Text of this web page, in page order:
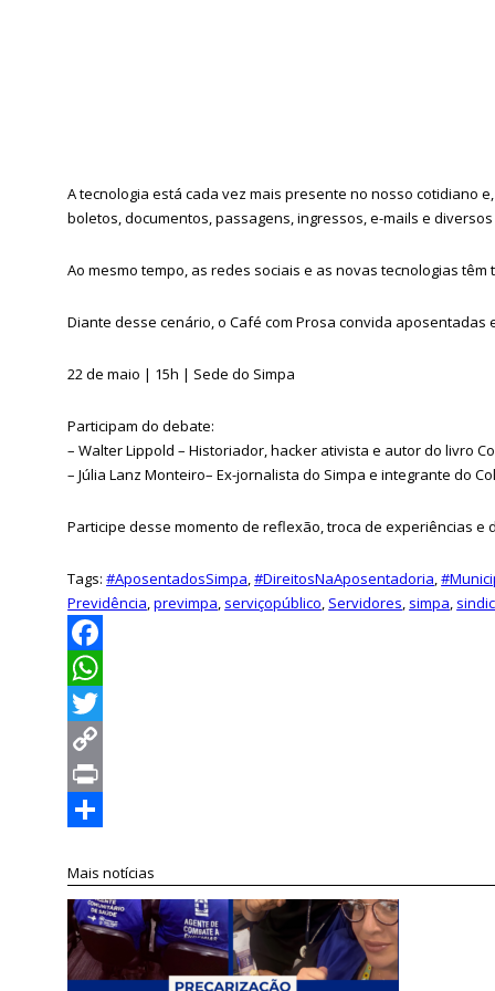
A tecnologia está cada vez mais presente no nosso cotidiano
boletos, documentos, passagens, ingressos, e-mails e
Ao mesmo tempo, as redes sociais e as novas tecnologias
Diante desse cenário, o Café com Prosa convida
22 de maio | 15h | Sede do Simpa
Participam do debate:
– Walter Lippold – Historiador, hacker ativista e autor do livro
– Júlia Lanz Monteiro– Ex-jornalista do Simpa e integrante do
Participe desse momento de reflexão, troca de experiências
Tags:#AposentadosSimpa,#DireitosNaAposentadoria,
Previdência,previmpa, serviçopúblico, Servidores, simpa,
Facebook
WhatsApp
Twitter
Copy
Link
Print
Mais notícias